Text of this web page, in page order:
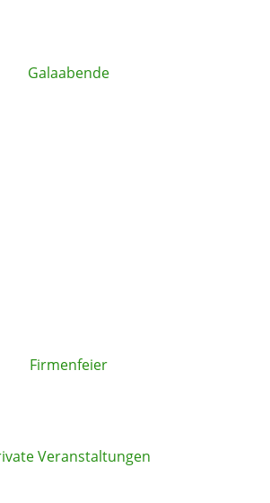
Galaabende
Firmenfeier
Veranstaltungen